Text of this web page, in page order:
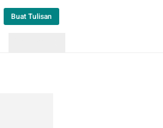
Buat Tulisan